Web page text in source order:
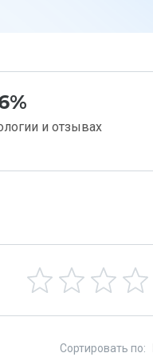
и отзывах
Сортировать по: